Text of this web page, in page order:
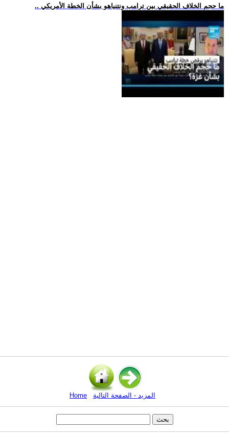
.. ما حجم الخلاف الحقيقي بين ترامب ونتنياهو بشأن الخطة الأمريكي
Home المزيد - الصفحة التالية